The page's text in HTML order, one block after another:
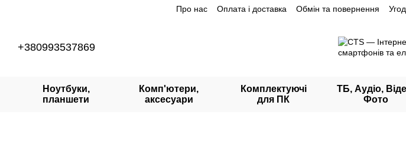
Про нас Оплата і доставка Обмін та повернення
+380993537869
Ноутбуки,
планшети
Комп'ютери,
аксесуари
Комплектуючі
для ПК
ТБ, Аудіо,
Фото